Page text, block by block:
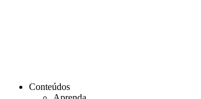
Conteúdos